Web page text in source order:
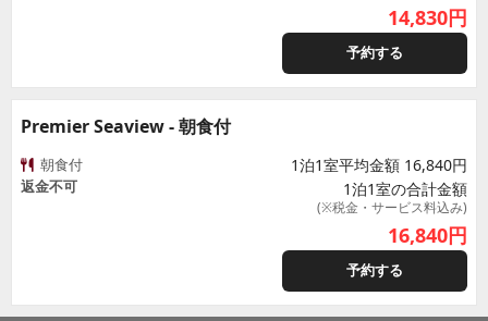
14,830円
予約する
Premier Seaview - 朝食付
朝食付
返金不可
1泊1室平均金額 16,840円
1泊1室の合計金額
(※税金・サービス料込み)
16,840円
予約する